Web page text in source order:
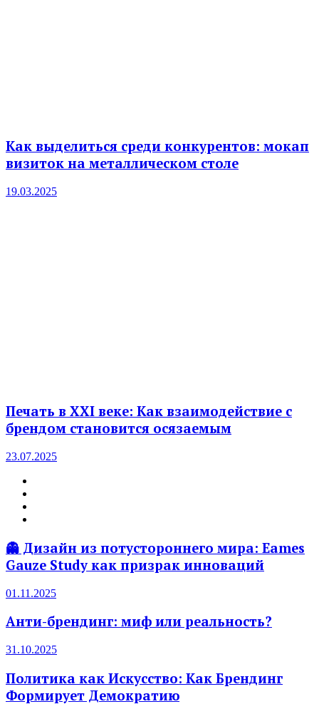
Как выделиться среди конкурентов: мокап
визиток на металлическом столе
19.03.2025
Печать в XXI веке: Как взаимодействие с
брендом становится осязаемым
23.07.2025
👻 Дизайн из потустороннего мира: Eames
Gauze Study как призрак инноваций
01.11.2025
Анти-брендинг: миф или реальность?
31.10.2025
Политика как Искусство: Как Брендинг
Формирует Демократию